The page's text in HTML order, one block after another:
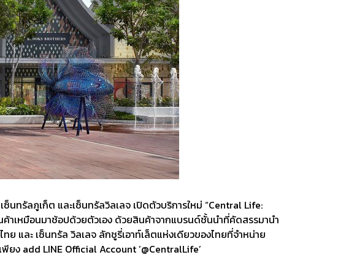
ทรัลภูเก็ต และเซ็นทรัลวิลเลจ เปิดตัวบริการใหม่ “Central Life:
าเหมือนมาช้อปด้วยตัวเอง ด้วยสินค้าจากแบรนด์ชั้นนำที่คัดสรรมานำ
และ เซ็นทรัล วิลเลจ ลักชูรี่เอาท์เล็ตแห่งเดียวของไทยที่จำหน่าย
ง add LINE Official Account ‘@CentralLife’